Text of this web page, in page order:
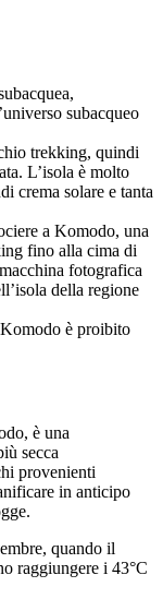
subacqueo
trekking, quindi
L’isola è molto
crema solare e tanta
a Komodo, una
fino alla cima di
fotografica
della regione
è proibito
è una
secca
provenienti
in anticipo
quando il
raggiungere i 43°C